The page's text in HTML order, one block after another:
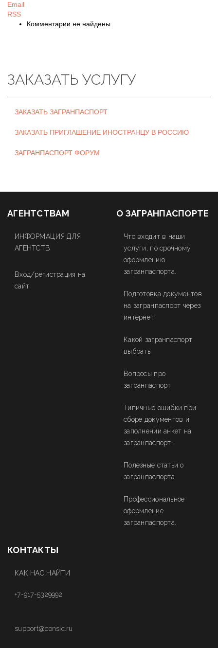
Email
RSS
Комментарии не найдены
ЗАКАЗАТЬ УСЛУГУ
ЗАКАЗАТЬ ЗАГРАНПАСПОРТ
ЗАКАЗАТЬ ПРИГЛАШЕНИЕ ИНОСТРАНЦУ В РОССИЮ
ЗАГРАНПАСПОРТ ФОРУМ
АГЕНТСТВАМ
ИНФОРМАЦИЯ ДЛЯ
АГЕНТСТВ
Вход/регистрация на
сайт
О ЗАГРАНПАСПОРТЕ
Что входит в наши
услуги, по срочному
оформлению
загранпаспорта.
Подготовка документов
на загранпаспорт через
интернет
Какой загранпаспорт
выбрать
Вопросы про
загранпаспорт
Типичные ошибки при
сборе документов и
заполнении анкет на
загранпаспорт.
Полезные статьи о
загранпаспорта
Профессиональное
оформление
загранпаспорта.
КОНТАКТЫ
КАК НАС НАЙТИ
+7-917-5329992
support@consic.ru